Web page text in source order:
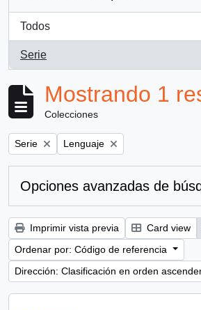
Todos
Serie
, 1 resultados
Mostrando 1
Colecciones
Remove filter:
Serie Remove filter:
Lenguaje
Opciones avanzadas de
Imprimir vista previa Card view
Ordenar por: Código de referencia
Dirección: Clasificación en orden